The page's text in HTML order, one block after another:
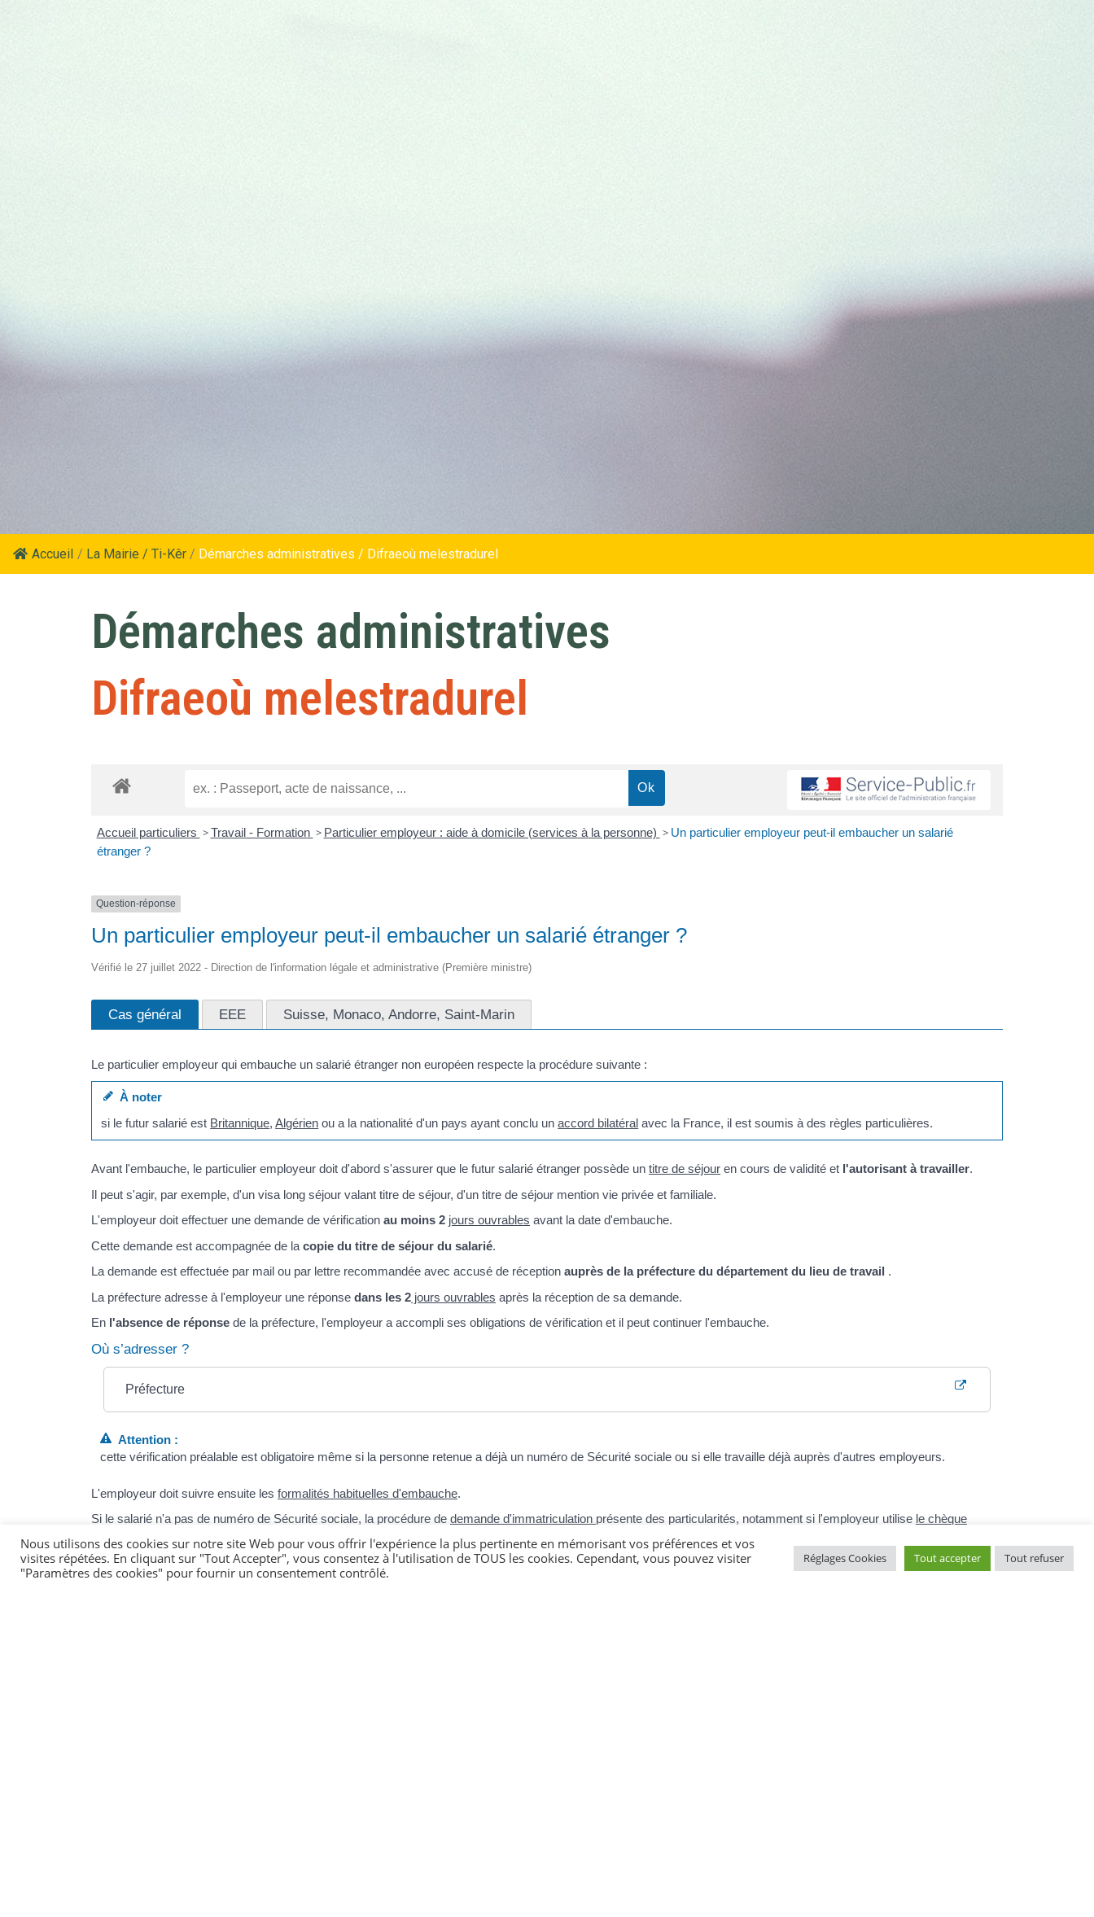
Accueil / La Mairie / Ti-Kêr / Démarches administratives / Difraeoù melestradurel
Démarches administratives
Difraeoù melestradurel
Accueil particuliers > Travail - Formation > Particulier employeur : aide à domicile (services à la personne) > Un particulier employeur peut-il embaucher un salarié
étranger ?
Question-réponse
Un particulier employeur peut-il embaucher un salarié étranger ?
Vérifié le 27 juillet 2022 - Direction de l'information légale et administrative (Première ministre)
Cas général EEE Suisse, Monaco, Andorre, Saint-Marin
Le particulier employeur qui embauche un salarié étranger non européen respecte la procédure suivante :
À noter
si le futur salarié est Britannique,Algérien ou a la nationalité d'un pays ayant conclu unaccord bilatéral avec la France, il est soumis à des règles particulières.
Avant l'embauche, le particulier employeur doit d'abord s'assurer que le futur salarié étranger possède un titre de séjour en cours de validité et l'autorisant à travailler.
Il peut s'agir, par exemple, d'un visa long séjour valant titre de séjour, d'un titre de séjour mention vie privée et familiale.
L'employeur doit effectuer une demande de vérification au moins 2 jours ouvrables avant la date d'embauche.
Cette demande est accompagnée de la copie du titre de séjour du salarié.
La demande est effectuée par mail ou par lettre recommandée avec accusé de réception auprès de la préfecture du département du lieu de travail .
La préfecture adresse à l'employeur une réponse dans les 2 jours ouvrables après la réception de sa demande.
En l'absence de réponse de la préfecture, l'employeur a accompli ses obligations de vérification et il peut continuer l'embauche.
Où s’adresser ?
Préfecture
Attention :
cette vérification préalable est obligatoire même si la personne retenue a déjà un numéro de Sécurité sociale ou si elle travaille déjà auprès d'autres employeurs.
L'employeur doit suivre ensuite les formalités habituelles d'embauche.
Si le salarié n'a pas de numéro de Sécurité sociale, la procédure de demande d'immatriculation présente des particularités, notamment si l'employeur utilise le chèque
emploi service universel (cesu).
L'employeur utilise le Chèque emploi service universel (Cesu)
Nous utilisons des cookies sur notre site Web pour vous offrir l'expérience la plus pertinente en mémorisant vos préférences et vos
visites répétées. En cliquant sur "Tout Accepter", vous consentez à l'utilisation de TOUS les cookies. Cependant, vous pouvez visiter
"Paramètres des cookies" pour fournir un consentement contrôlé.
Réglages Cookies Tout accepter Tout refuser